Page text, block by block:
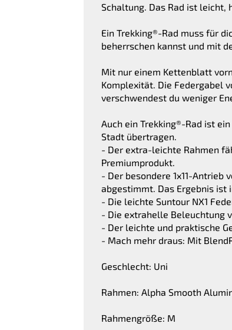
Schaltung. Das Rad ist
Ein Trekking®-Rad muss für
beherrschen kannst und mit
Mit nur einem Kettenblatt
Komplexität. Die Federgabel
verschwendest du weniger
Auch ein Trekking®-Rad ist
Stadt übertragen.
- Der extra-leichte Rahmen
Premiumprodukt.
- Der besondere 1x11-
abgestimmt. Das Ergebnis
- Die leichte Suntour NX1
- Die extrahelle Beleuchtung
- Der leichte und praktische
- Mach mehr draus: Mit
Geschlecht: Uni
Rahmen: Alpha Smooth
Rahmengröße: M